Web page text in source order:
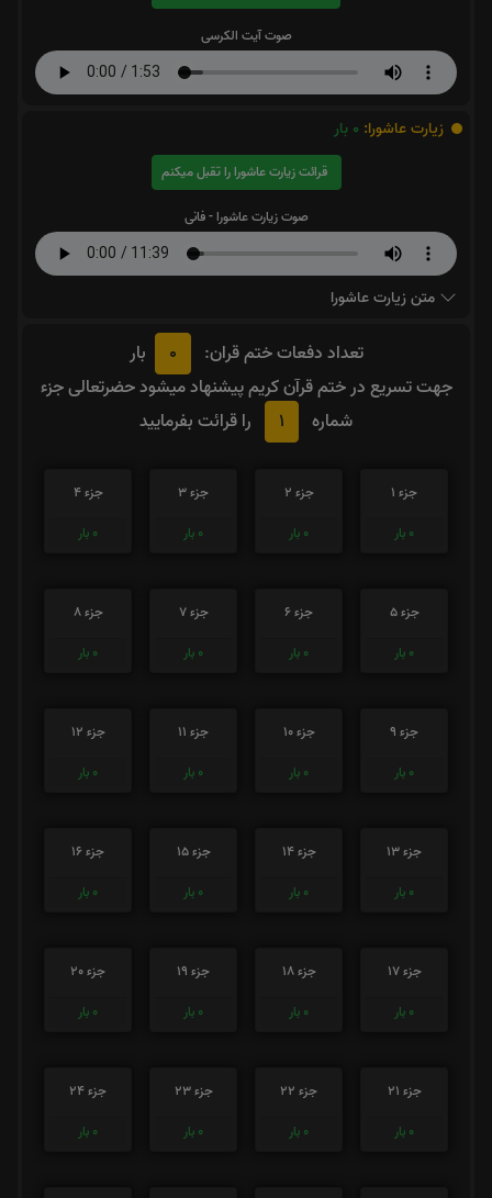
صوت آیت الکرسی
زیارت عاشورا: 0 بار
قرائت زیارت عاشورا را تقبل میکنم
صوت زیارت عاشورا - فانی
متن زیارت عاشورا
تعداد دفعات ختم قران: 0
بار
جهت تسریع در ختم قرآن کریم پیشنهاد میشود حضرتعالی جزء
شماره
1 را قرائت بفرمایید
جزء 1
0 بار
جزء 2
0 بار
جزء 3
0 بار
جزء 4
0 بار
جزء 5
0 بار
جزء 6
0 بار
جزء 7
0 بار
جزء 8
0 بار
جزء 9
0 بار
جزء 10
0 بار
جزء 11
0 بار
جزء 12
0 بار
جزء 13
0 بار
جزء 14
0 بار
جزء 15
0 بار
جزء 16
0 بار
جزء 17
0 بار
جزء 18
0 بار
جزء 19
0 بار
جزء 20
0 بار
جزء 21
0 بار
جزء 22
0 بار
جزء 23
0 بار
جزء 24
0 بار